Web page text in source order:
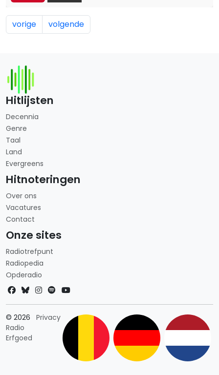
vorige volgende
Hitlijsten
Decennia
Genre
Taal
Land
Evergreens
Hitnoteringen
Over ons
Vacatures
Contact
Onze sites
Radiotrefpunt
Radiopedia
Opderadio
© 2026
Radio
Erfgoed
PrivacyLandkeuze